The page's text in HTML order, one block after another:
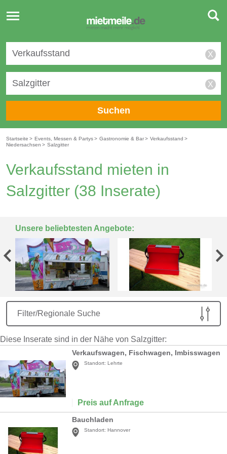
Toggle
navigation
X
X
Suchen
Startseite > Events, Messen & Partys> Gastronomie & Bar> Verkaufsstand >
Niedersachsen > Salzgitter
Verkaufsstand mieten in
Salzgitter (38 Inserate)
Unsere beliebtesten Angebote:
Filter/Regionale Suche
Diese Inserate sind in der Nähe von Salzgitter:
Verkaufswagen, Fischwagen, Imbisswagen
Standort: Lehrte
Preis auf Anfrage
Bauchladen
Standort: Hannover